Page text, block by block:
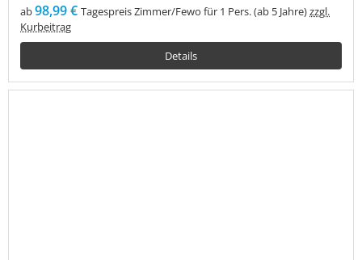
ab98,99 € Tagespreis Zimmer/Fewo für 1 Pers. (ab 5 Jahre)zzgl.
Kurbeitrag
Details